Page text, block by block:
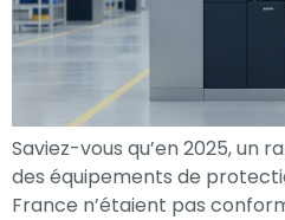
Saviez-vous qu’en 2025, un
des équipements de
France n’étaient pas
Afin que notre
site Web
fonctionne
aussi bien que
possible lors
de votre visite.
Si vous refusez